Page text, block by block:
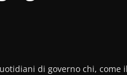
di governo chi,